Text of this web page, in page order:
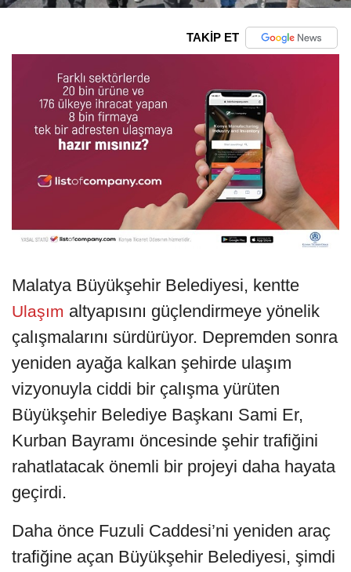
TAKİP ET
Malatya Büyükşehir Belediyesi, kentte
Ulaşım altyapısını güçlendirmeye yönelik
çalışmalarını sürdürüyor. Depremden sonra
yeniden ayağa kalkan şehirde ulaşım
vizyonuyla ciddi bir çalışma yürüten
Büyükşehir Belediye Başkanı Sami Er,
Kurban Bayramı öncesinde şehir trafiğini
rahatlatacak önemli bir projeyi daha hayata
geçirdi.
Daha önce Fuzuli Caddesi’ni yeniden araç
trafiğine açan Büyükşehir Belediyesi, şimdi